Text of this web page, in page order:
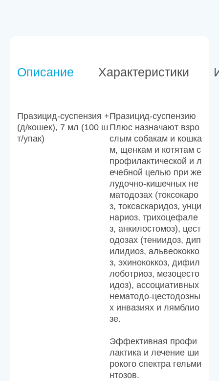
Описание Характеристики
Празицид-суспензия +
(д/кошек), 7 мл (100 ш
т/упак)
Празицид-суспензию
Плюс назначают взро
слым собакам и кошка
м, щенкам и котятам с
профилактической и л
ечебной целью при же
лудочно-кишечных не
матодозах (токсокаро
з, токсаскаридоз, унци
нариоз, трихоцефале
з, анкилостомоз), цест
одозах (тениидоз, дип
илидиоз, альвеококко
з, эхинококкоз, дифил
лоботриоз, мезоцесто
идоз), ассоциативных
нематодо-цестодозны
х инвазиях и лямблио
зе.
Эффективная профи
лактика и лечение ши
рокого спектра гельми
нтозов.